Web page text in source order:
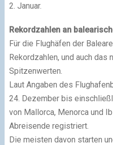
2. Januar.
Rekordzahlen an
Für die Flughäfen der
Rekordzahlen, und auch das
Spitzenwerten.
Laut Angaben des
24. Dezember bis
von Mallorca, Menorca und
Abreisende registriert.
Die meisten davon starten